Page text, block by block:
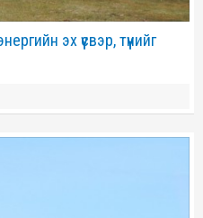
эх үүсвэр, түүнийг